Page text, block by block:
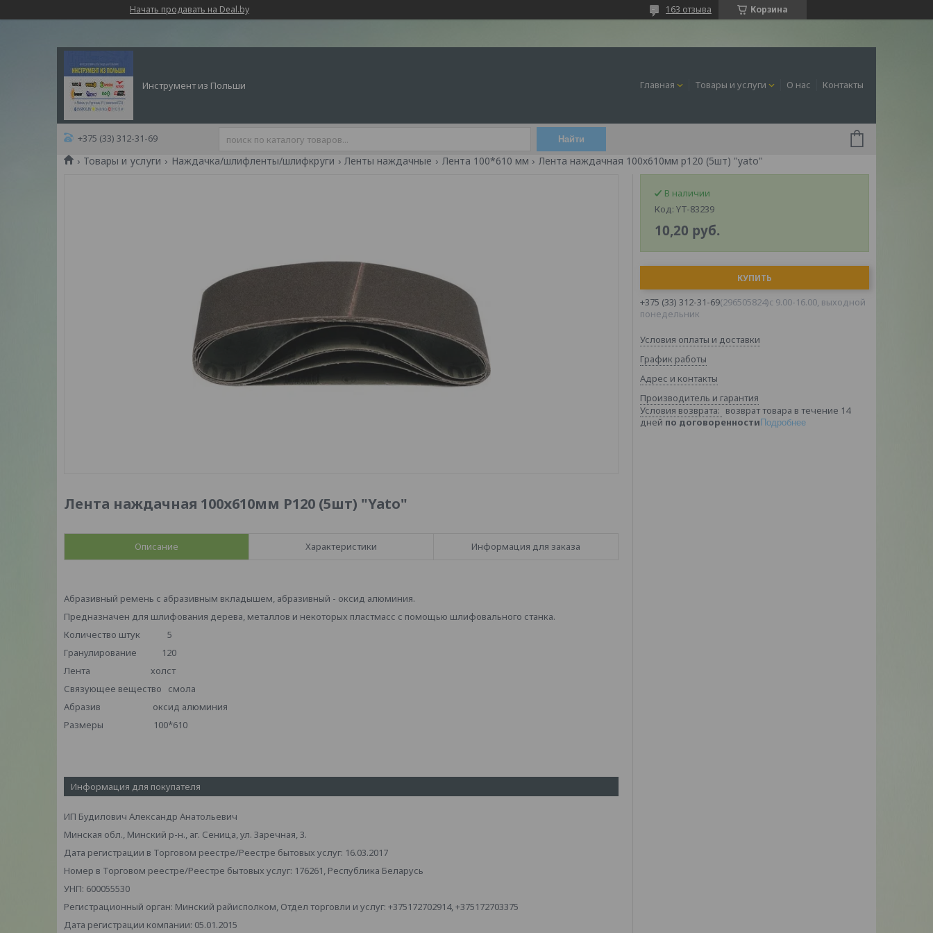
Начать продавать на Deal.by Корзина
163 отзыва
Инструмент из Польши Главная Товары и услуги О нас Контакты
+375 (33) 312-31-69 Найти
Товары и услуги Наждачка/шлифленты/шлифкруги Ленты наждачные Лента 100*610 мм Лента наждачная 100х610мм р120 (5шт) "yato"
Лента наждачная 100х610мм Р120 (5шт) "Yato"
Описание Характеристики Информация для заказа
Абразивный ремень с абразивным вкладышем, абразивный - оксид алюминия.
Предназначен для шлифования дерева, металлов и некоторых пластмасс с помощью шлифовального станка.
Количество штук 5
Гранулирование 120
Лента холст
Связующее вещество смола
Абразив оксид алюминия
Размеры 100*610
Информация для покупателя
ИП Будилович Александр Анатольевич
Минская обл., Минский р-н., аг. Сеница, ул. Заречная, 3.
Дата регистрации в Торговом реестре/Реестре бытовых услуг: 16.03.2017
Номер в Торговом реестре/Реестре бытовых услуг: 176261, Республика Беларусь
УНП: 600055530
Регистрационный орган: Минский райисполком, Отдел торговли и услуг: +375172702914, +375172703375
Дата регистрации компании: 05.01.2015
В наличии
Код: YT-83239
10,20 руб.
КУПИТЬ
+375 (33) 312-31-69 296505824 c 9.00-16.00, выходной
понедельник
Условия оплаты и доставки
График работы
Адрес и контакты
Производитель и гарантия
возврат товара в течение 14
дней по договоренности Подробнее